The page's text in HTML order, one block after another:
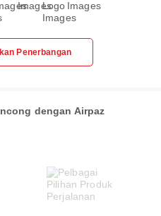
Penerbangan
dengan Airpaz